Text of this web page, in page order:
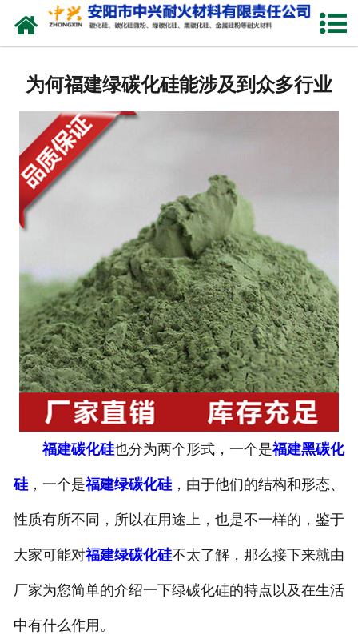
网站首页
厂容厂貌
联系我们
为何福建绿碳化硅能涉及到众多行业
福建碳化硅也分为两个形式，一个是福建黑碳化
硅，一个是福建绿碳化硅，由于他们的结构和形态、
性质有所不同，所以在用途上，也是不一样的，鉴于
大家可能对福建绿碳化硅不太了解，那么接下来就由
厂家为您简单的介绍一下绿碳化硅的特点以及在生活
中有什么作用。